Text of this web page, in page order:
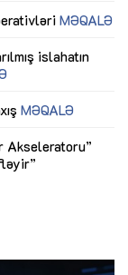
MƏQALƏ
islahatın
MƏQALƏ
Akseleratoru”